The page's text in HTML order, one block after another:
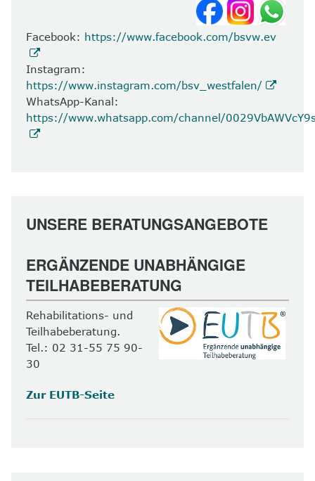
Facebook: https://www.facebook.com/bsvw.ev
Instagram:
https://www.instagram.com/bsv_westfalen/
WhatsApp-Kanal:
https://www.whatsapp.com/channel/
UNSERE BERATUNGSANGEBOTE
ERGÄNZENDE UNABHÄNGIGE
TEILHABEBERATUNG
Rehabilitations- und
Teilhabeberatung.
Tel.: 02 31-55 75 90-
30
Zur EUTB-Seite